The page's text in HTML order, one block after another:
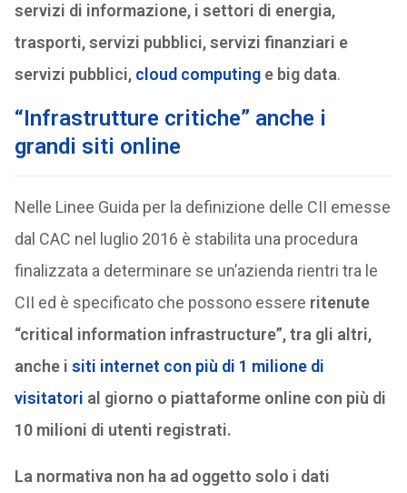
servizi di informazione, i settori di energia,
trasporti, servizi pubblici, servizi finanziari e
servizi pubblici, cloud computinge big data.
“Infrastrutture critiche” anche i
grandi siti online
Nelle Linee Guida per la definizione delle CII emesse
dal CAC nel luglio 2016 è stabilita una procedura
finalizzata a determinare se un’azienda rientri tra le
CII ed è specificato che possono essere ritenute
“critical information infrastructure”, tra gli altri,
anche i siti internet con più di 1 milione di
visitatori al giorno o piattaforme online con più di
10 milioni di utenti registrati.
La normativa non ha ad oggetto solo i dati